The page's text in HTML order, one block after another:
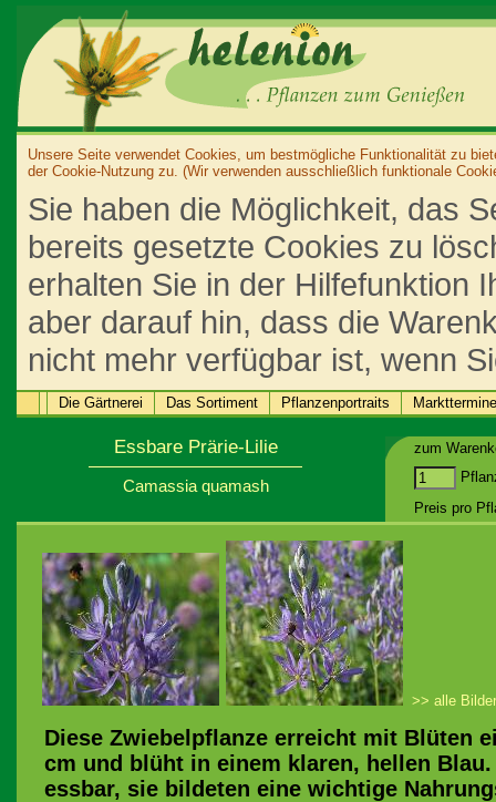
Unsere Seite verwendet Cookies, um bestmögliche Funktionalität zu
der Cookie-Nutzung zu. (Wir verwenden ausschließlich funktionale
Sie haben die Möglichkeit, das
bereits gesetzte Cookies zu
erhalten Sie in der Hilfefunktion
aber darauf hin, dass die
nicht mehr verfügbar ist, wenn
Die Gärtnerei Das Sortiment Pflanzenportraits Markttermine
Essbare Prärie-Lilie
Camassia quamash
zum
Preis pro
>> alle
Diese Zwiebelpflanze erreicht mit Blüten
cm und blüht in einem klaren, hellen
essbar, sie bildeten eine wichtige